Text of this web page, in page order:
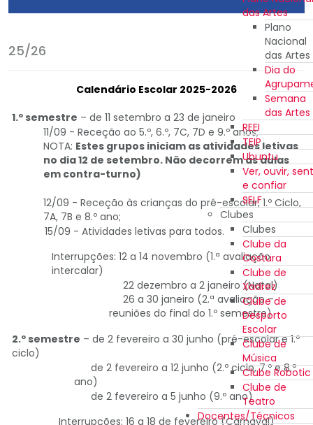
das Artes
Plano
Nacional
das Artes
Dia do
Semana
das Artes
REEI
TEIP
Ubuntu
Ver, ouvir,
e confiar
SELF
Clubes
Clubes
Clube da
Costura
Clube de
Xadrez
Clube de
Desporto
Escolar
Clube de
Música
Clube Robotic
Clube de
Teatro
Docentes/Técnicos
25/26
Calendário Escolar 2025-2026
1.º semestre – de 11 setembro a 23 de janeiro
11/09 - Receção ao 5.º, 6.º, 7C, 7D e 9.º anos;
NOTA: Estes grupos iniciam as atividades letivas
no dia 12 de setembro. Não decorrem as aulas
em contra-turno)
12/09 - Receção às crianças do pré-escolar, 1.º Ciclo,
7A, 7B e 8.º ano;
15/09 - Atividades letivas para todos.
Interrupções: 12 a 14 novembro (1.ª avaliação
intercalar)
22 dezembro a 2 janeiro (Natal)
26 a 30 janeiro (2.ª avaliação –
reuniões do final do 1.º semestre)
2.º semestre – de 2 fevereiro a 30 junho (pré-escolar e 1.º
ciclo)
de 2 fevereiro a 12 junho (2.º ciclo, 7.º e 8.º
ano)
de 2 fevereiro a 5 junho (9.º ano)
Interrupções: 16 a 18 de fevereiro (Carnaval)